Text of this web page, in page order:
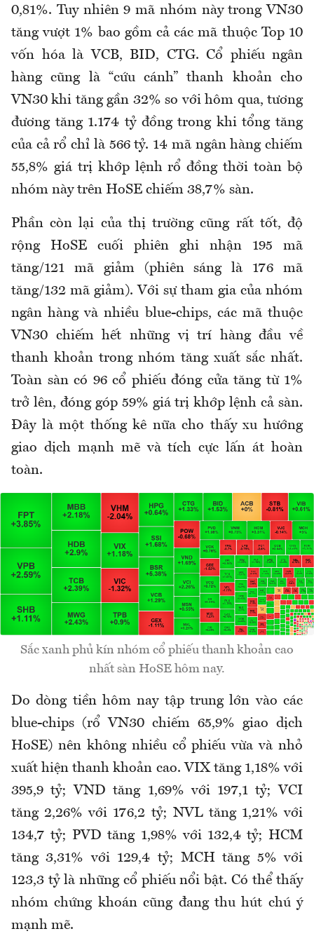
0,81%. Tuy nhiên 9 mã nhóm này trong VN30
tăng vượt 1% bao gồm cả các mã thuộc Top 10
vốn hóa là VCB, BID, CTG. Cổ phiếu ngân
hàng cũng là “cứu cánh” thanh khoản cho
VN30 khi tăng gần 32% so với hôm qua, tương
đương tăng 1.174 tỷ đồng trong khi tổng tăng
của cả rổ chỉ là 566 tỷ. 14 mã ngân hàng chiếm
55,8% giá trị khớp lệnh rổ đồng thời toàn bộ
nhóm này trên HoSE chiếm 38,7% sàn.
Phần còn lại của thị trường cũng rất tốt, độ
rộng HoSE cuối phiên ghi nhận 195 mã
tăng/121 mã giảm (phiên sáng là 176 mã
tăng/132 mã giảm). Với sự tham gia của nhóm
ngân hàng và nhiều blue-chips, các mã thuộc
VN30 chiếm hết những vị trí hàng đầu về
thanh khoản trong nhóm tăng xuất sắc nhất.
Toàn sàn có 96 cổ phiếu đóng cửa tăng từ 1%
trở lên, đóng góp 59% giá trị khớp lệnh cả sàn.
Đây là một thống kê nữa cho thấy xu hướng
giao dịch mạnh mẽ và tích cực lấn át hoàn
toàn.
Sắc xanh phủ kín nhóm cổ phiếu thanh khoản cao
nhất sàn HoSE hôm nay.
Do dòng tiền hôm nay tập trung lớn vào các
blue-chips (rổ VN30 chiếm 65,9% giao dịch
HoSE) nên không nhiều cổ phiếu vừa và nhỏ
xuất hiện thanh khoản cao. VIX tăng 1,18% với
395,9 tỷ; VND tăng 1,69% với 197,1 tỷ; VCI
tăng 2,26% với 176,2 tỷ; NVL tăng 1,21% với
134,7 tỷ; PVD tăng 1,98% với 132,4 tỷ; HCM
tăng 3,31% với 129,4 tỷ; MCH tăng 5% với
123,3 tỷ là những cổ phiếu nổi bật. Có thể thấy
nhóm chứng khoán cũng đang thu hút chú ý
mạnh mẽ.